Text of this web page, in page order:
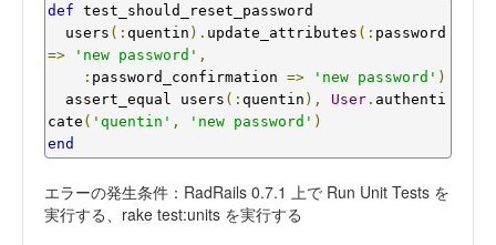
def test_should_reset_password
  users
(: quentin ). update_attributes (:
=>
'new password' ,
: password_confirmation => 'new password' )
  assert_equal users
(: quentin ), User . authenti
cate ( 'quentin' , 'new password' )
end
エラーの発生条件：RadRails 0.7.1 上で Run Unit Tests を
実行する、rake test:units を実行する